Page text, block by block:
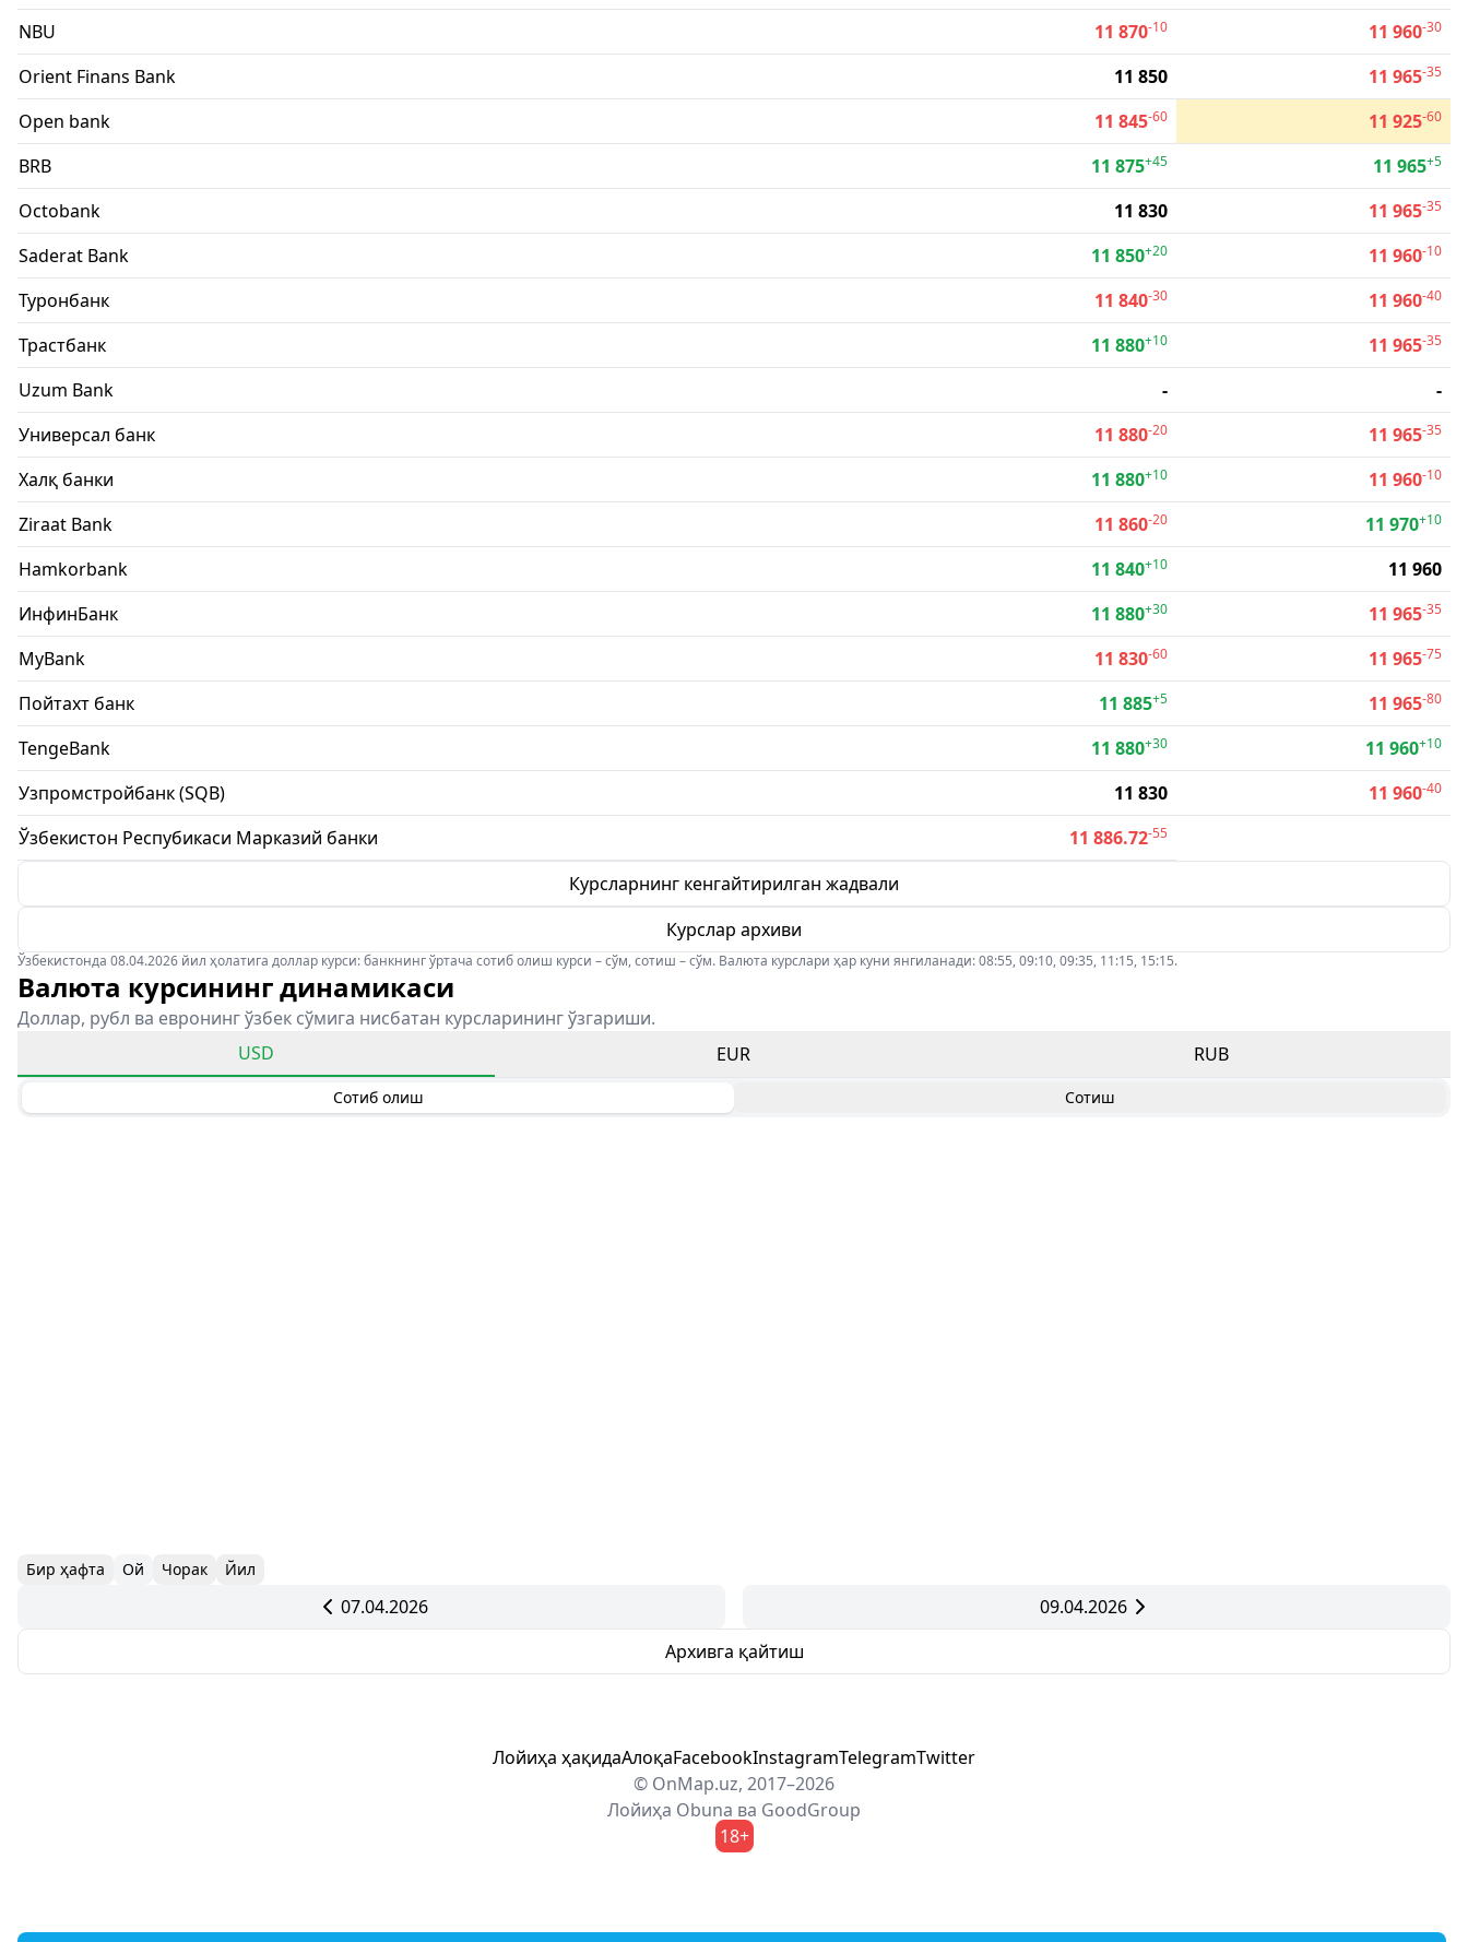
NBU 11 870-10 11 960-30
Orient Finans Bank 11 850 11 965-35
Open bank 11 845-60 11 925-60
BRB 11 875+45 11 965+5
Octobank 11 830 11 965-35
Saderat Bank 11 850+20 11 960-10
Туронбанк 11 840-30 11 960-40
Трастбанк 11 880+10 11 965-35
Uzum Bank -
-
Универсал банк
11 880-20 11 965-35
Халқ банки 11 880+10 11 960-10
Ziraat Bank 11 860-20 11 970+10
Hamkorbank 11 840+10
11 960
ИнфинБанк
11 880+30 11 965-35
MyBank 11 830-60 11 965-75
Пойтахт банк 11 885+5 11 965-80
TengeBank 11 880+30 11 960+10
Узпромстройбанк (SQB) 11 830 11 960-40
Ўзбекистон Респубикаси Марказий банки 11 886.72-55
Курсларнинг кенгайтирилган жадвали
Курслар архиви
Ўзбекистонда 08.04.2026 йил ҳолатига доллар курси: банкнинг ўртача сотиб олиш курси – сўм, сотиш – сўм. Валюта курслари ҳар куни янгиланади: 08:55, 09:10, 09:35, 11:15, 15:15.
Валюта курсининг динамикаси
Доллар, рубл ва евронинг ўзбек сўмига нисбатан курсларининг ўзгариши.
USD
EUR RUB
Сотиб олиш Сотиш
Бир ҳафта Ой Чорак Йил
07.04.2026
09.04.2026
Архивга қайтиш
Лойиҳа ҳақидаАлоқаFacebookInstagramTelegramTwitter
© OnMap.uz, 2017–2026
Лойиҳа Obuna ва GoodGroup
18+